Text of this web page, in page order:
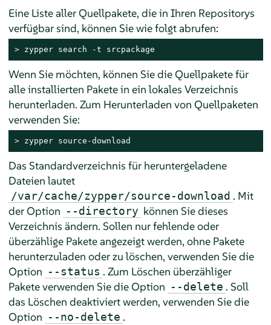
Eine Liste aller Quellpakete, die in Ihren Repositorys
verfügbar sind, können Sie wie folgt abrufen:
> zypper search -t srcpackage
Wenn Sie möchten, können Sie die Quellpakete für
alle installierten Pakete in ein lokales Verzeichnis
herunterladen. Zum Herunterladen von Quellpaketen
verwenden Sie:
> zypper source-download
Das Standardverzeichnis für heruntergeladene
Dateien lautet
/var/cache/zypper/source-download . Mit
der Option --directory können Sie dieses
Verzeichnis ändern. Sollen nur fehlende oder
überzählige Pakete angezeigt werden, ohne Pakete
herunterzuladen oder zu löschen, verwenden Sie die
Option --status . Zum Löschen überzähliger
Pakete verwenden Sie die Option --delete . Soll
das Löschen deaktiviert werden, verwenden Sie die
Option --no-delete .